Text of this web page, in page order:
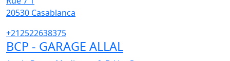
20530 Casablanca
+212522638375
BCP - GARAGE ALLAL